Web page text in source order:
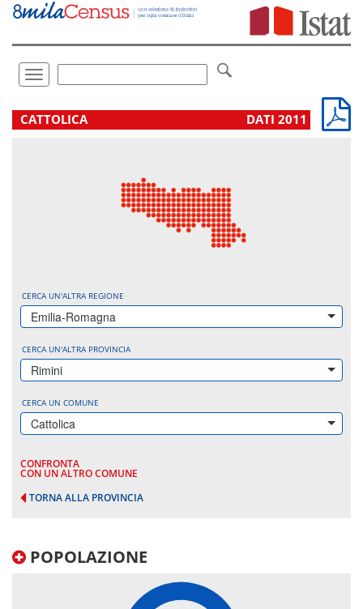
Vai
direttamente
Toggle
navigation
.
CATTOLICA DATI 2011
CERCA UN'ALTRA REGIONE
Emilia-Romagna
CERCA UN'ALTRA PROVINCIA
Rimini
CERCA UN COMUNE
Cattolica
CONFRONTA
CON UN ALTRO COMUNE
TORNA ALLA PROVINCIA
POPOLAZIONE